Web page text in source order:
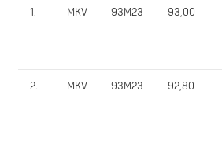
1. MKV 93M23 93,00
2. MKV 93M23 92,80